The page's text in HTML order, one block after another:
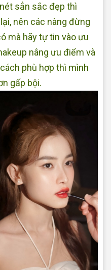
sẳn sắc đẹp thì
nên các nàng đừng
mà hãy tự tin vào ưu
nâng ưu điểm và
phù hợp thì mình
gấp bội.